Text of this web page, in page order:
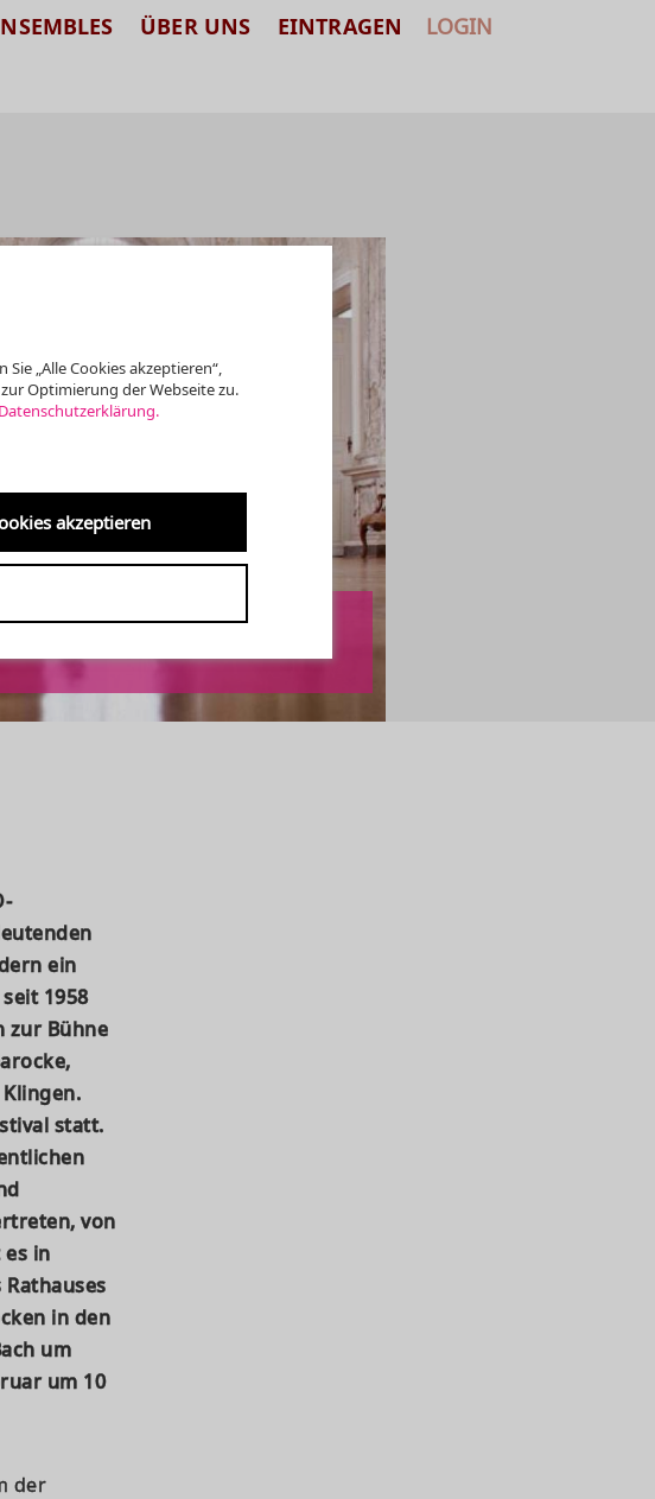
ÜBER UNS EINTRAGEN LOGIN
ein
1958
zur Bühne
statt.
von
in
in den
um
um 10
der
„Alle Cookies akzeptieren“,
Optimierung der Webseite zu.
Datenschutzerklärung.
akzeptieren